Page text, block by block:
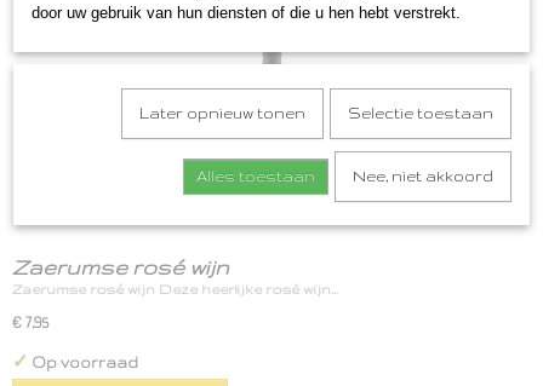
Zaerumse rosé wijn
Zaerumse rosé wijn Deze heerlijke rosé wijn…
€ 7,95
✓ Op voorraad
door uw gebruik van hun diensten of die u hen hebt verstrekt.
Later opnieuw tonen Selectie toestaan
Alles toestaan Nee, niet akkoord